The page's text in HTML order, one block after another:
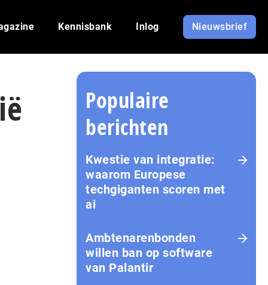
Kennisbank Inlog Nieuwsbrief
Populaire
berichten
Kwestie van integratie:
waarom Europese
techgiganten scoren met
ai
Amb­te­na­ren­bon­den
willen ban op software
van Palantir